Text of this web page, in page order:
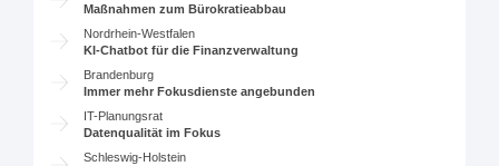
Maßnahmen zum Bürokratieabbau
Nordrhein-Westfalen
KI-Chatbot für die Finanzverwaltung
Brandenburg
Immer mehr Fokusdienste angebunden
IT-Planungsrat
Datenqualität im Fokus
Schleswig-Holstein